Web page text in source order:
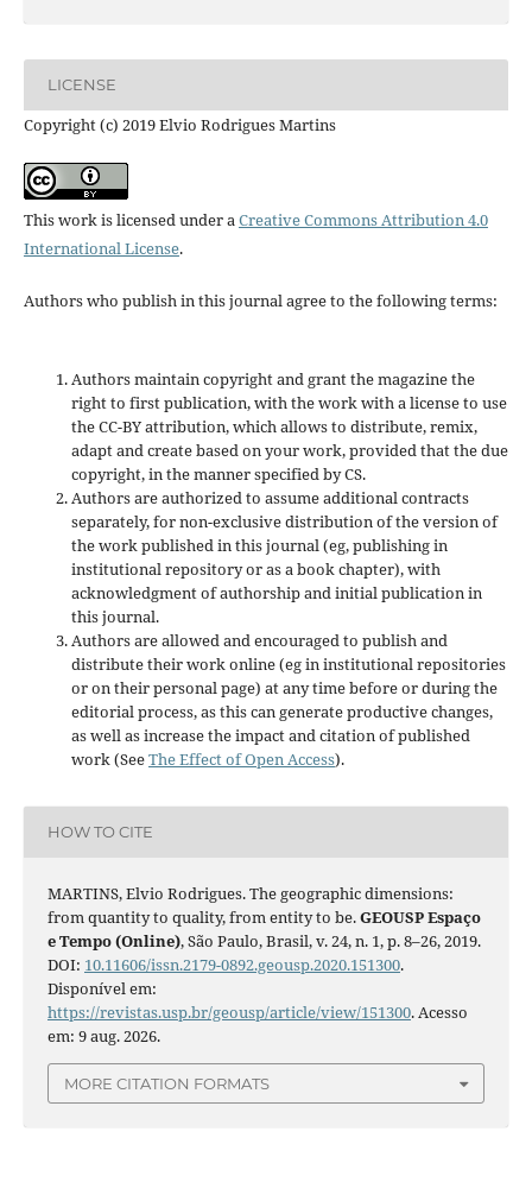
LICENSE
Copyright (c) 2019 Elvio Rodrigues Martins
This work is licensed under aCreative Commons Attribution 4.0
International License.
Authors who publish in this journal agree to the following terms:
Authors maintain copyright and grant the magazine the
right to first publication, with the work with a license to use
the CC-BY attribution, which allows to distribute, remix,
adapt and create based on your work, provided that the due
copyright, in the manner specified by CS.
Authors are authorized to assume additional contracts
separately, for non-exclusive distribution of the version of
the work published in this journal (eg, publishing in
institutional repository or as a book chapter), with
acknowledgment of authorship and initial publication in
this journal.
Authors are allowed and encouraged to publish and
distribute their work online (eg in institutional repositories
or on their personal page) at any time before or during the
editorial process, as this can generate productive changes,
as well as increase the impact and citation of published
work (SeeThe Effect of Open Access).
HOW TO CITE
MARTINS, Elvio Rodrigues. The geographic dimensions:
from quantity to quality, from entity to be.GEOUSP Espaço
e Tempo (Online), São Paulo, Brasil, v. 24, n. 1, p. 8–26, 2019.
DOI: 10.11606/issn.2179-0892.geousp.2020.151300.
Disponível em:
https://revistas.usp.br/geousp/article/view/151300. Acesso
em: 9 aug. 2026.
MORE CITATION FORMATS